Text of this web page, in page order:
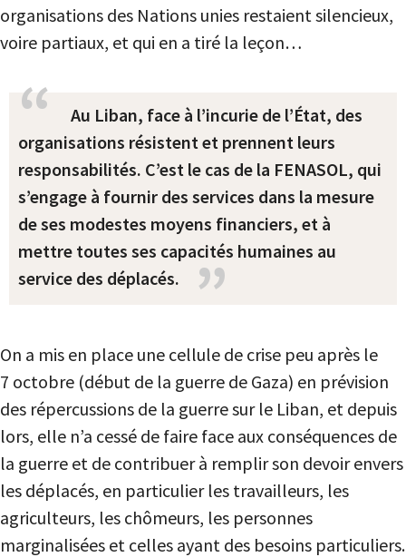
organisations des Nations unies restaient silencieux,
voire partiaux, et qui en a tiré la leçon…
Au Liban, face à l’incurie de l’État, des
organisations résistent et prennent leurs
responsabilités. C’est le cas de la FENASOL, qui
s’engage à fournir des services dans la mesure
de ses modestes moyens financiers, et à
mettre toutes ses capacités humaines au
service des déplacés.
On a mis en place une cellule de crise peu après le
7 octobre (début de la guerre de Gaza) en prévision
des répercussions de la guerre sur le Liban, et depuis
lors, elle n’a cessé de faire face aux conséquences de
la guerre et de contribuer à remplir son devoir envers
les déplacés, en particulier les travailleurs, les
agriculteurs, les chômeurs, les personnes
marginalisées et celles ayant des besoins particuliers.